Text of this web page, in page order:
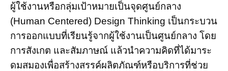
ผู้ใช้งานหรือกลุ่มเป้าหมายเป็นจุดศูนย์กลาง
(Human Centered) Design Thinking เป็นกระบวน
การออกแบบที่เรียนรู้จากผู้ใช้งานเป็นศูนย์กลาง โดย
การสังเกต และสัมภาษณ์ แล้วนำความคิดที่ได้มาระ
ดมสมองเพื่อสร้างสรรค์ผลิตภัณฑ์หรือบริการที่ช่วย